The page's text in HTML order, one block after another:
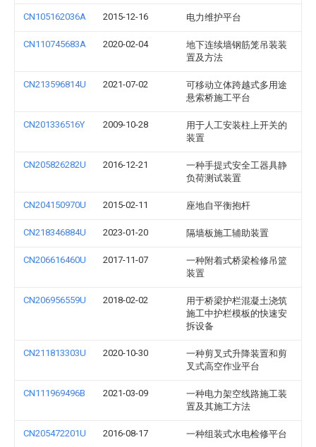
CN105162036A 2015-12-16 电力维护平台
CN110745683A 2020-02-04
地下连续墙钢筋笼吊装装
置及方法
CN213596814U 2021-07-02
可移动立体跨越式多用途
悬索桥施工平台
CN201336516Y 2009-10-28
用于人工安装柱上开关的
装置
CN205826282U 2016-12-21
一种手提式安全工器具静
负荷测试装置
CN204150970U 2015-02-11 座地自平衡抱杆
CN218346884U 2023-01-20 隔墙板施工辅助装置
CN206616460U 2017-11-07
一种附着式桥梁检修吊篮
装置
CN206956559U 2018-02-02
用于桥梁护栏混凝土浇筑
施工中护栏模板的快速安
拆设备
CN211813303U 2020-10-30
一种剪叉式升降装置和剪
叉式高空作业平台
CN111969496B 2021-03-09
一种电力架空线路施工装
置及其施工方法
CN205472201U 2016-08-17 一种组装式水电检修平台